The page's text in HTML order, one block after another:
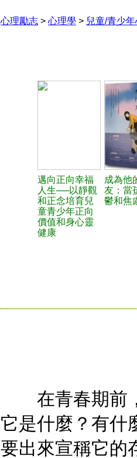
心理勵志 > 心理學 > 兒童/青少
邁向正向幸福
人生──以靜觀
和正念培育兒
童青少年正向
價值和身心靈
健康
成為他
友：當
鬱和焦
在青春期前，
它是什麼？有什
要出來宣稱它的